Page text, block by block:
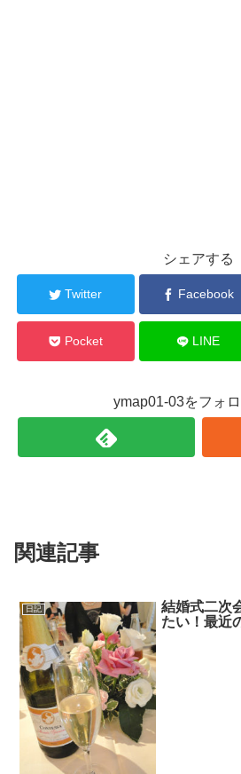
シェアする
Twitter Facebook
Pocket LINE
ymap01-03をフォ
関連記事
日記
結婚式二次
たい！最近